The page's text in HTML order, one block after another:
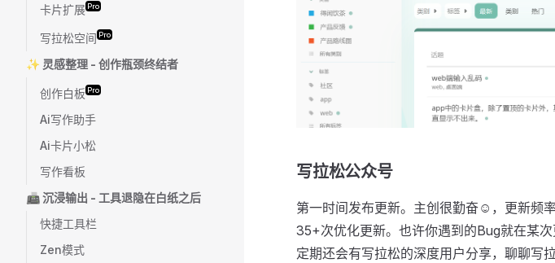
卡片扩展 Pro
写拉松空间 Pro
✨ 灵感整理 - 创作瓶颈终结者
创作白板 Pro
Ai写作助手
Ai卡片小松
写作看板
📠 沉浸输出 - 工具退隐在白纸之后
快捷工具栏
Zen模式
写拉松公众号
第一时间发布更新。主创很勤奋☺️，更新频
35+次优化更新。也许你遇到的Bug就在某
定期还会有写拉松的深度用户分享，聊聊写